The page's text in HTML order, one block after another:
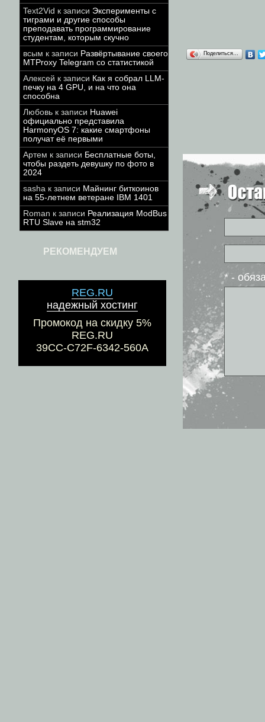
Text2Vid к записи Эксперименты с
тиграми и другие способы
преподавать программирование
студентам, которым скучно
всым к записи Развёртывание своего
MTProxy Telegram со статистикой
Алексей к записи Как я собрал LLM-
печку на 4 GPU, и на что она
способна
Любовь к записи Huawei
официально представила
HarmonyOS 7: какие смартфоны
получат её первыми
Артем к записи Бесплатные боты,
чтобы раздеть девушку по фото в
2024
sasha к записи Майнинг биткоинов
на 55-летнем ветеране IBM 1401
Roman к записи Реализация ModBus
RTU Slave на stm32
РЕКОМЕНДУЕМ
REG.RU
надежный хостинг
Промокод на скидку 5%
REG.RU
39CC-C72F-6342-560A
Поделиться…
* -